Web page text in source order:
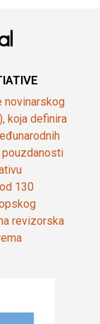
novinarskog
koja definira
pouzdanosti
130
revizorska